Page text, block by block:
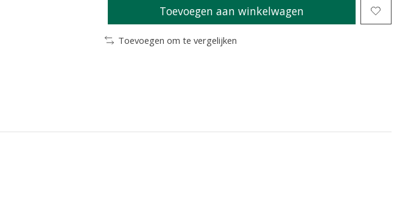
Toevoegen aan winkelwagen
Toevoegen om te vergelijken